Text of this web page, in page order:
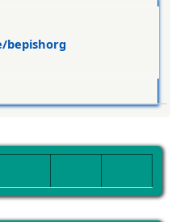
bepishorg